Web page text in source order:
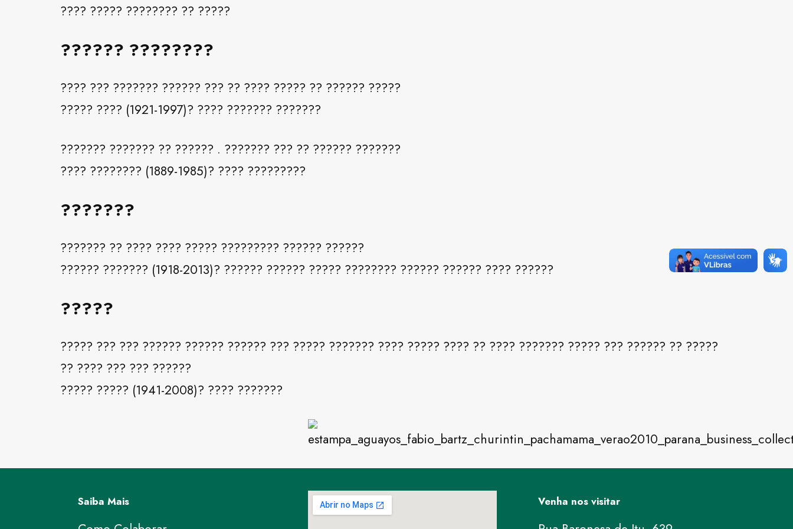
???? ????? ???????? ?? ?????
?????? ????????
???? ??? ??????? ?????? ??? ?? ???? ????? ?? ?????? ?????
????? ???? (1921-1997)? ???? ??????? ???????
??????? ??????? ?? ?????? . ??????? ??? ?? ?????? ???????
???? ???????? (1889-1985)? ???? ?????????
???????
??????? ?? ???? ???? ????? ????????? ?????? ??????
?????? ??????? (1918-2013)? ?????? ?????? ????? ???????? ?????? ?????? ???? ??????
?????
????? ??? ??? ?????? ?????? ?????? ??? ????? ??????? ???? ????? ???? ?? ???? ??????? ????? ??? ?????? ?? ?????
?? ???? ??? ??? ??????
????? ????? (1941-2008)? ???? ???????
Saiba Mais Venha nos visitar